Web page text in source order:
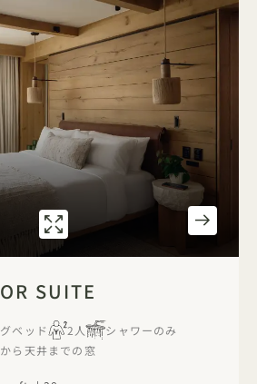
ギャラリー7586 レイクJUNIOR
SUITE
ベッド 2人
シャワーのみ
ら天井までの窓